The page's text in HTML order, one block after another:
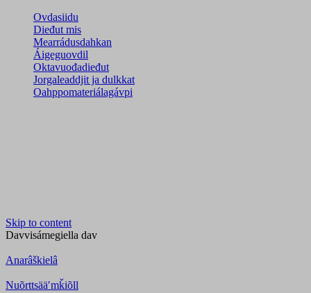
Ovdasiidu
Dieđut mis
Mearrádusdahkan
Áigeguovdil
Oktavuođadieđut
Jorgaleaddjit ja dulkkat
Oahppomateriálagávpi
Skip to content
Davvisámegiella dav
Anarâškielâ
Nuõrttsääʹmǩiõll